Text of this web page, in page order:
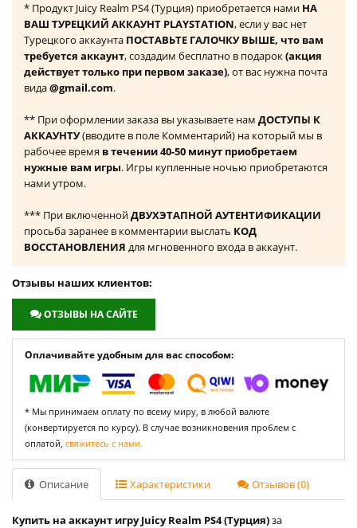
* Продукт Juicy Realm PS4 (Турция) приобретается нами НА
ВАШ ТУРЕЦКИЙ АККАУНТ PLAYSTATION, если у вас нет
Турецкого аккаунта ПОСТАВЬТЕ ГАЛОЧКУ ВЫШЕ, что вам
требуется аккаунт, создадим бесплатно в подарок(акция
действует только при первом заказе), от вас нужна почта
вида@gmail.com.
** При оформлении заказа вы указываете нам ДОСТУПЫ К
АККАУНТУ(вводите в поле Комментарий) на который мы в
рабочее время в течении 40-50 минут приобретаем
нужные вам игры. Игры купленные ночью приобретаются
нами утром.
*** При включеннойДВУХЭТАПНОЙ АУТЕНТИФИКАЦИИ
просьба заранее в комментарии выслать КОД
ВОССТАНОВЛЕНИЯ для мгновенного входа в аккаунт.
Отзывы наших клиентов:
ОТЗЫВЫ НА САЙТЕ
Оплачивайте удобным для вас способом:
* Мы принимаем оплату по всему миру, в любой валюте
(конвертируется по курсу). В случае возникновения проблем с
оплатой, свяжитесь с нами.
Описание Характеристики Отзывов (0)
Купить на аккаунт игру Juicy Realm PS4 (Турция)за